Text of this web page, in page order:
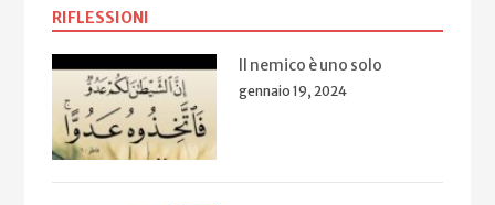
RIFLESSIONI
Il nemico è uno solo
gennaio 19, 2024